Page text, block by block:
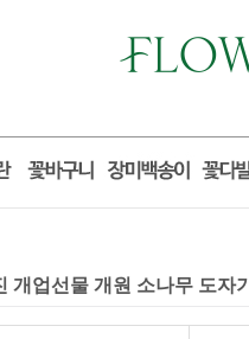
개업선물 개원 소나무 도자기